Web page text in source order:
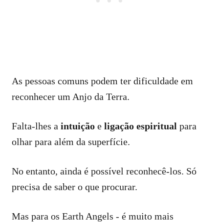
As pessoas comuns podem ter dificuldade em
reconhecer um Anjo da Terra.
Falta-lhes a intuição e ligação espiritual para
olhar para além da superfície.
No entanto, ainda é possível reconhecê-los. Só
precisa de saber o que procurar.
Mas para os Earth Angels - é muito mais